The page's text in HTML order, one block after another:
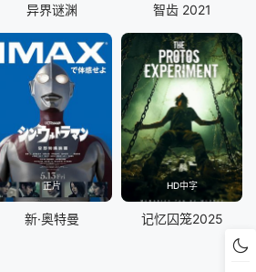
异界谜渊 智齿 2021
正片
新·奥特曼
HD中字
记忆囚笼2025